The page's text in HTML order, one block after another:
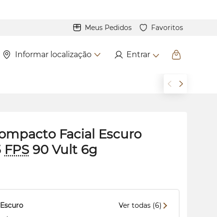
Meus Pedidos Favoritos
Informar localização Entrar
Facial Escuro
FPS 90 Vult 6g
Escuro Ver todas (6)